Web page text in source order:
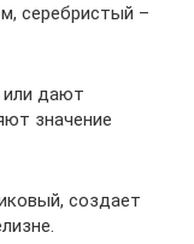
серебристый –
или дают
значение
создает